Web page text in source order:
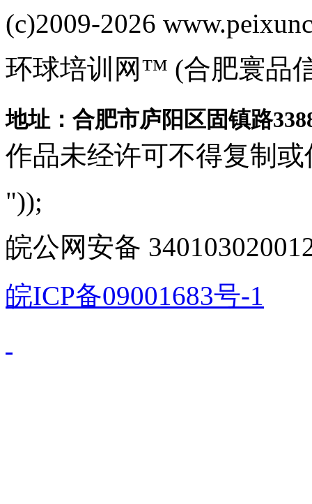
(c)2009-2026
环球培训网™ (合肥寰品
地址：合肥市庐阳区固镇路
作品未经许可不得复制或
"));
皖公网安备
皖ICP备09001683号-1